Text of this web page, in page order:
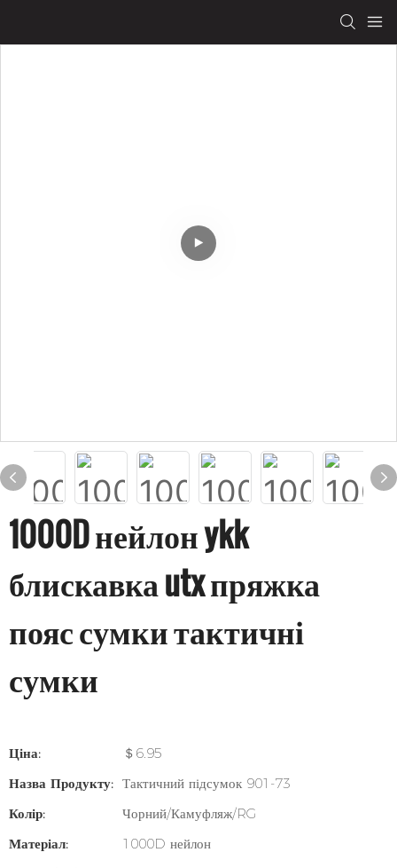
1000D нейлон ykk
блискавка utx пряжка
пояс сумки тактичні
сумки
Ціна:
＄6.95
Назва Продукту: Тактичний підсумок 901-73
Колір:
Чорний/Камуфляж/RG
Матеріал:
1000D нейлон